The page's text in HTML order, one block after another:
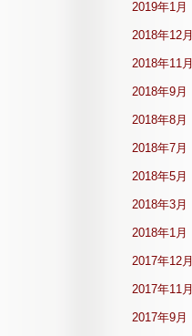
2019年1月
2018年12月
2018年11月
2018年9月
2018年8月
2018年7月
2018年5月
2018年3月
2018年1月
2017年12月
2017年11月
2017年9月